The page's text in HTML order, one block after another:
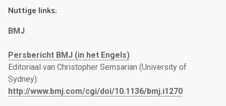
Nuttige links:
BMJ
Persbericht BMJ (in het Engels)
Editoriaal van Christopher Semsarian (University of
Sydney):
http://www.bmj.com/cgi/doi/10.1136/bmj.i1270